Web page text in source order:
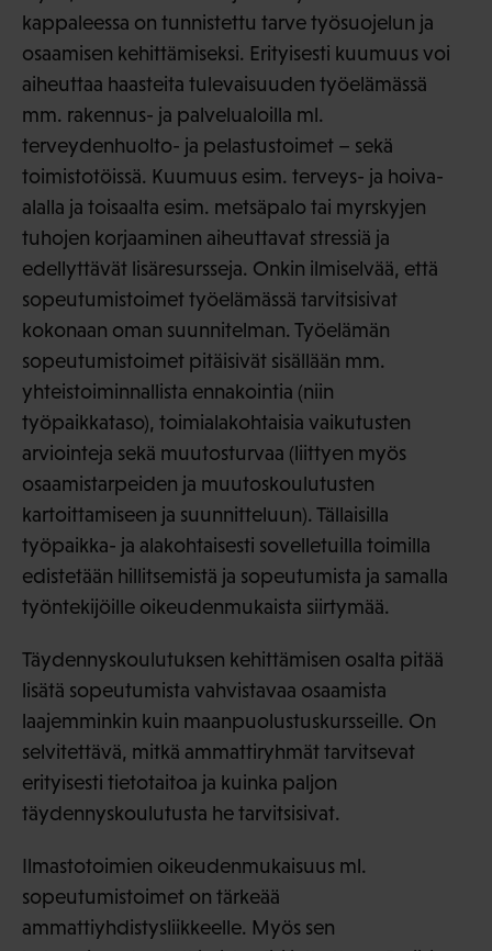
kappaleessa on tunnistettu tarve työsuojelun ja
osaamisen kehittämiseksi. Erityisesti kuumuus voi
aiheuttaa haasteita tulevaisuuden työelämässä
mm. rakennus- ja palvelualoilla ml.
terveydenhuolto- ja pelastustoimet – sekä
toimistotöissä. Kuumuus esim. terveys- ja hoiva-
alalla ja toisaalta esim. metsäpalo tai myrskyjen
tuhojen korjaaminen aiheuttavat stressiä ja
edellyttävät lisäresursseja. Onkin ilmiselvää, että
sopeutumistoimet työelämässä tarvitsisivat
kokonaan oman suunnitelman. Työelämän
sopeutumistoimet pitäisivät sisällään mm.
yhteistoiminnallista ennakointia (niin
työpaikkataso), toimialakohtaisia vaikutusten
arviointeja sekä muutosturvaa (liittyen myös
osaamistarpeiden ja muutoskoulutusten
kartoittamiseen ja suunnitteluun). Tällaisilla
työpaikka- ja alakohtaisesti sovelletuilla toimilla
edistetään hillitsemistä ja sopeutumista ja samalla
työntekijöille oikeudenmukaista siirtymää.
Täydennyskoulutuksen kehittämisen osalta pitää
lisätä sopeutumista vahvistavaa osaamista
laajemminkin kuin maanpuolustuskursseille. On
selvitettävä, mitkä ammattiryhmät tarvitsevat
erityisesti tietotaitoa ja kuinka paljon
täydennyskoulutusta he tarvitsisivat.
Ilmastotoimien oikeudenmukaisuus ml.
sopeutumistoimet on tärkeää
ammattiyhdistysliikkeelle. Myös sen